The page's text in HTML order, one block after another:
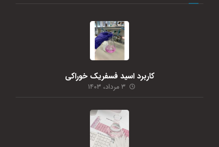
کاربرد اسید فسفریک خوراکی
۳ مرداد، ۱۴۰۳